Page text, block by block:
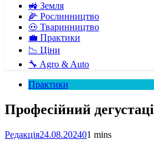
🚜 Земля
🌽 Рослинництво
🐽 Тваринництво
💼 Практики
📉 Ціни
🔧 Agro & Auto
Практики
Професійний
Редакція24.08.202401 mins